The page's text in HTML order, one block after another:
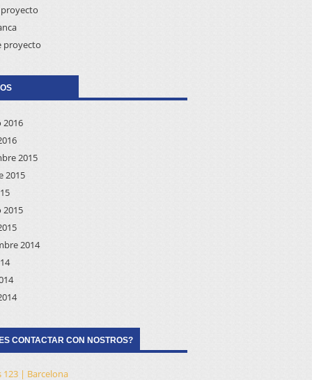
proyecto
2016
2015
2015
2015
2014
CONTACTAR CON NOSTROS?
123 | Barcelona